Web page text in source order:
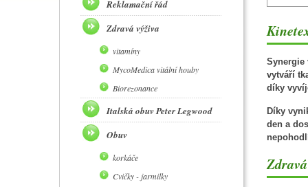
Synergie
vytváří
díky
Díky
den a
Reklamační řád
Zdravá výživa
vitamíny
MycoMedica vitální houby
Biorezonance
Italská obuv Peter Legwood
Obuv
korkáče
Cvičky - jarmilky